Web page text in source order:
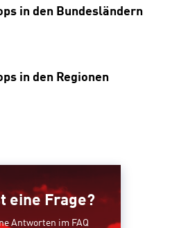
in den Bundesländern
in den Regionen
eine Frage?
Antworten im FAQ